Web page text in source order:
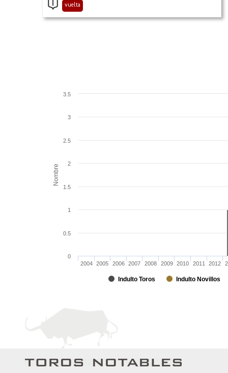
vuelta
Nombre
Indulto Toros Indulto Novillos
2004 2005 2006 2007 2008 2009 2010 2011 2012
0
0.5
1
1.5
2
2.5
3
3.5